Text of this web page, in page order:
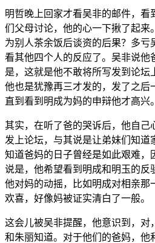
明哲晚上回家才看吴非的邮件，看
们父母讨论，他的心一下揪了起来
为别人茶余饭后谈资的后果？多亏
看其他四个人的反应了。吴非说他
是，这就是他不敢将所写发到论坛
他也是犹豫再三才发的，发了之后
直到看到明成为妈的申辩他才高兴。
其实，在听了爸的哭诉后，他自己
发上论坛，与其说是让弟妹们知道
知道爸妈的日子曾经是如此艰难，
说是，他希望看到明成和明玉的反
他对妈的动摇，比如明成对相亲那
欢喜，好像妈被证实清白了一般。
这会儿被吴非提醒，他意识到，对
和朱丽知道。对于他们的爸妈，他